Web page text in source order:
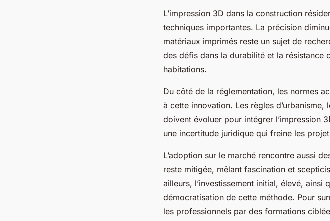
L’impression 3D dans la construction
techniques importantes. La précision
matériaux imprimés reste un sujet de
des défis dans la durabilité et la résistance
habitations.
Du côté de la réglementation, les normes
à cette innovation. Les règles
doivent évoluer pour intégrer l’impression
une incertitude juridique qui freine les
L’adoption sur le marché rencontre aussi
reste mitigée, mêlant fascination et
ailleurs, l’investissement initial, élevé, ainsi
démocratisation de cette méthode. Pour
les professionnels par des formations